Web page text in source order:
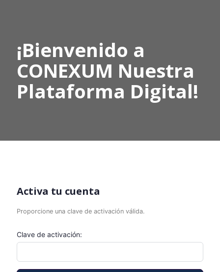
¡Bienvenido a
CONEXUM Nuestra
Plataforma Digital!
Activa tu cuenta
Proporcione una clave de activación válida.
Clave de activación: